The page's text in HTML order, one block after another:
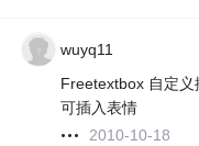
wuyq11
Freetextbox 自定义
可插入表情
2010-10-18